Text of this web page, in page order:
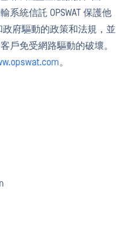
系統信託 OPSWAT 保護他
府驅動的政策和法規，並
戶免受網路驅動的破壞。
。